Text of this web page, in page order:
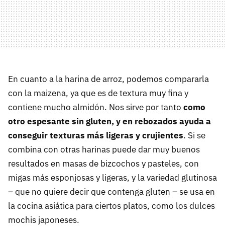
En cuanto a la harina de arroz, podemos compararla
con la maizena, ya que es de textura muy fina y
contiene mucho almidón. Nos sirve por tanto como
otro espesante sin gluten, y en rebozados ayuda a
conseguir texturas más ligeras y crujientes. Si se
combina con otras harinas puede dar muy buenos
resultados en masas de bizcochos y pasteles, con
migas más esponjosas y ligeras, y la variedad glutinosa
– que no quiere decir que contenga gluten – se usa en
la cocina asiática para ciertos platos, como los dulces
mochis japoneses.